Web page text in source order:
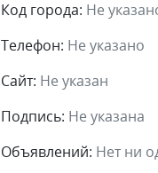
Код города: Не
Телефон: Не указано
Сайт: Не указан
Подпись: Не указана
Объявлений: Нет ни